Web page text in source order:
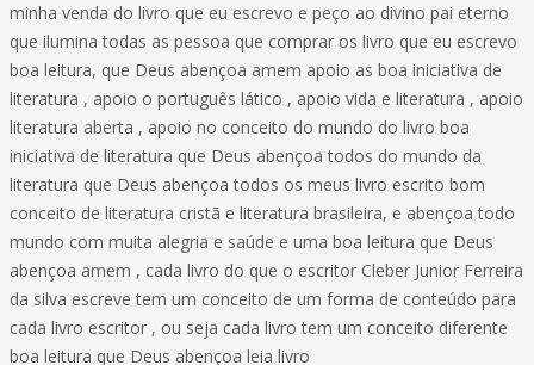
minha venda do livro que eu escrevo e peço ao divino pai eterno
que ilumina todas as pessoa que comprar os livro que eu escrevo
boa leitura, que Deus abençoa amem apoio as boa iniciativa de
literatura , apoio o português lático , apoio vida e literatura , apoio
literatura aberta , apoio no conceito do mundo do livro boa
iniciativa de literatura que Deus abençoa todos do mundo da
literatura que Deus abençoa todos os meus livro escrito bom
conceito de literatura cristã e literatura brasileira, e abençoa todo
mundo com muita alegria e saúde e uma boa leitura que Deus
abençoa amem , cada livro do que o escritor Cleber Junior Ferreira
da silva escreve tem um conceito de um forma de conteúdo para
cada livro escritor , ou seja cada livro tem um conceito diferente
boa leitura que Deus abençoa leia livro